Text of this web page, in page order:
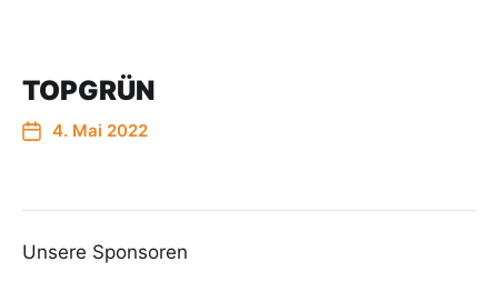
TOPGRÜN
4. Mai 2022
Unsere Sponsoren